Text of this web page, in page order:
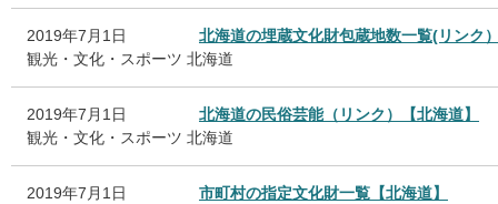
2019年7月1日
北海道の埋蔵文化財包蔵地数一覧(リンク
観光・文化・スポーツ 北海道
2019年7月1日
北海道の民俗芸能（リンク）【北海道】
観光・文化・スポーツ 北海道
2019年7月1日
市町村の指定文化財一覧【北海道】